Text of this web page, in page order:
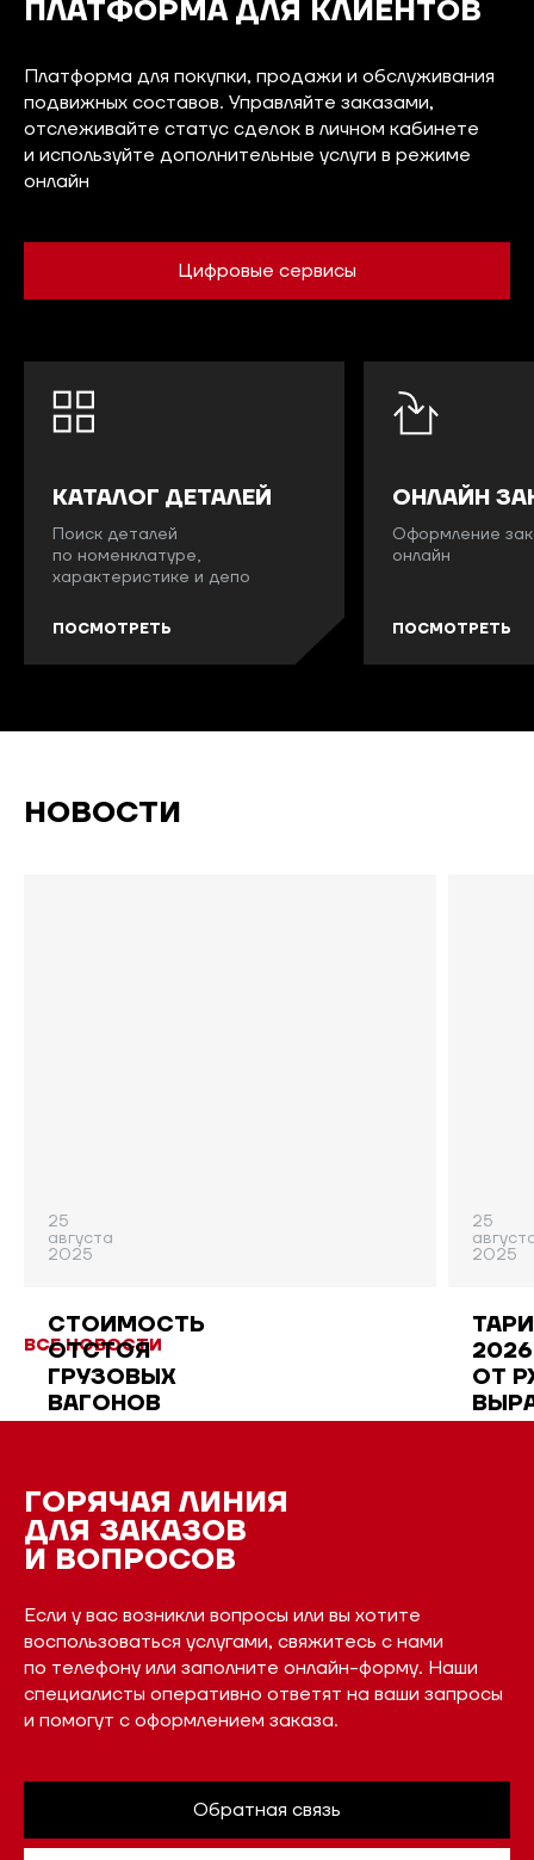
ПЛАТФОРМАДЛЯ КЛИЕНТОВ
Платформа для покупки, продажи и обслуживания
подвижных составов. Управляйте заказами,
отслеживайте статус сделок в личном кабинете
и используйте дополнительные услуги в режиме
онлайн
Цифровые сервисы
КАТАЛОГ ДЕТАЛЕЙ
Поиск деталей
по номенклатуре,
характеристике и депо
ПОСМОТРЕТЬ
ОНЛАЙН
Оформление
онлайн
ПОСМОТРЕТЬ
НОВОСТИ
СТОИМОСТЬ
ОТСТОЯ
ГРУЗОВЫХ
ВАГОНОВ
ПОДОРОЖАЛА
25
августа
2025
2026
ОТ
25
2025
ВСЕ НОВОСТИ
ГОРЯЧАЯ ЛИНИЯ
ДЛЯ ЗАКАЗОВ
И ВОПРОСОВ
Если у вас возникли вопросы или вы хотите
воспользоваться услугами, свяжитесь с нами
по телефону или заполните онлайн-форму. Наши
специалисты оперативно ответят на ваши запросы
и помогут с оформлением заказа.
Обратная связь